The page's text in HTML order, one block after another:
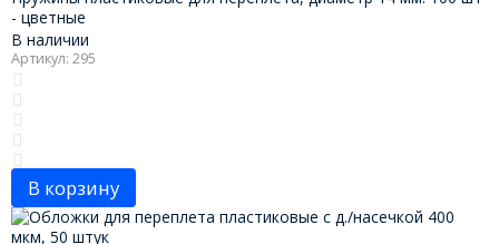
- цветные
В наличии
Артикул: 295
В корзину